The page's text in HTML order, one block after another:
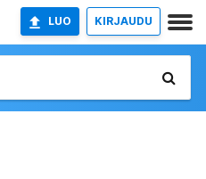
LUO KIRJAUDU